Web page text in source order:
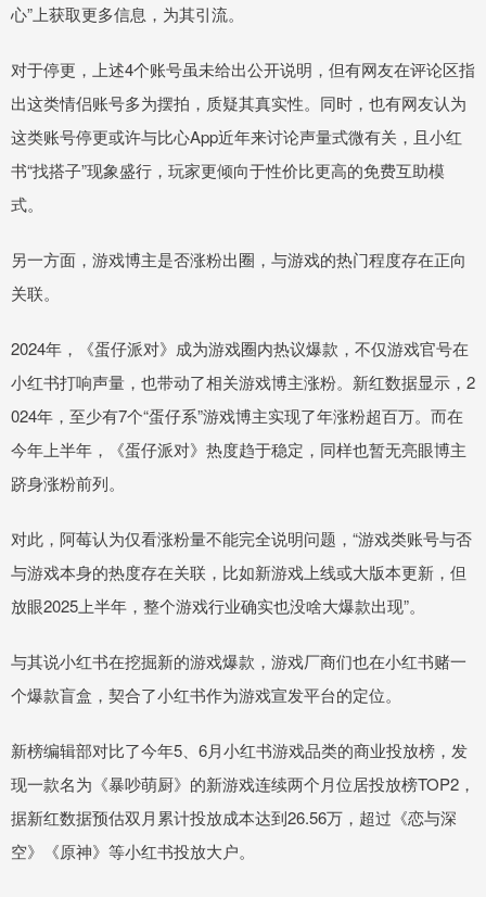
心”上获取更多信息，为其引流。
对于停更，上述4个账号虽未给出公开说明，但有网友在评论区指
出这类情侣账号多为摆拍，质疑其真实性。同时，也有网友认为
这类账号停更或许与比心App近年来讨论声量式微有关，且小红
书“找搭子”现象盛行，玩家更倾向于性价比更高的免费互助模
式。
另一方面，游戏博主是否涨粉出圈，与游戏的热门程度存在正向
关联。
2024年，《蛋仔派对》成为游戏圈内热议爆款，不仅游戏官号在
小红书打响声量，也带动了相关游戏博主涨粉。新红数据显示，2
024年，至少有7个“蛋仔系”游戏博主实现了年涨粉超百万。而在
今年上半年，《蛋仔派对》热度趋于稳定，同样也暂无亮眼博主
跻身涨粉前列。
对此，阿莓认为仅看涨粉量不能完全说明问题，“游戏类账号与否
与游戏本身的热度存在关联，比如新游戏上线或大版本更新，但
放眼2025上半年，整个游戏行业确实也没啥大爆款出现”。
与其说小红书在挖掘新的游戏爆款，游戏厂商们也在小红书赌一
个爆款盲盒，契合了小红书作为游戏宣发平台的定位。
新榜编辑部对比了今年5、6月小红书游戏品类的商业投放榜，发
现一款名为《暴吵萌厨》的新游戏连续两个月位居投放榜TOP2，
据新红数据预估双月累计投放成本达到26.56万，超过《恋与深
空》《原神》等小红书投放大户。